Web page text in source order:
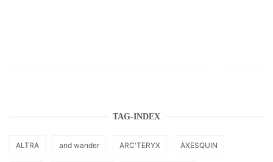
TAG-INDEX
ALTRA and wander ARC'TERYX AXESQUIN